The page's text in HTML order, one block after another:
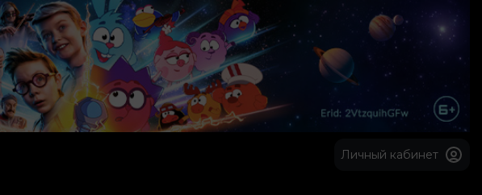
Личный кабинет